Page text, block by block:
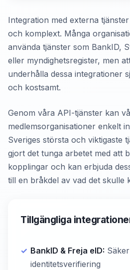
Integration med externa
och komplext. Många
använda tjänster som BankID,
eller myndighetsregister, men
underhålla dessa integrationer
och kostsamt.
Genom våra API-tjänster kan
medlemsorganisationer enkelt
Sveriges största och viktigaste
gjort det tunga arbetet med att
kopplingar och kan erbjuda
till en bråkdel av vad det skulle
Tillgängliga
BankID & Freja eID:
identitetsverifiering